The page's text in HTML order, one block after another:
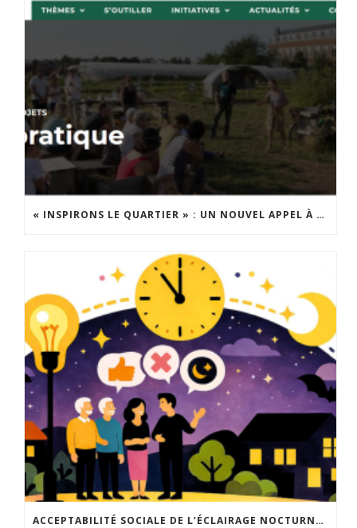
« INSPIRONS LE QUARTIER » : UN NOUVEL APPEL À PROJETS EST LANCÉ !
ACCEPTABILITÉ SOCIALE DE L’ÉCLAIRAGE NOCTURNE : LE REPLAY EST DISPONIBLE